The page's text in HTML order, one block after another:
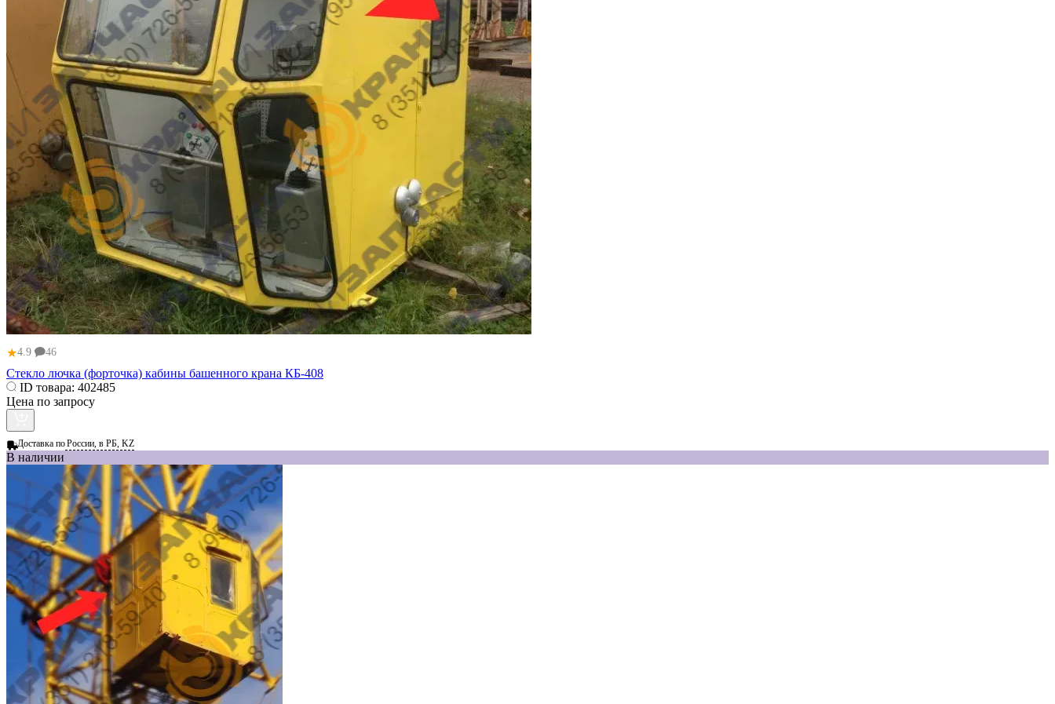
★4.9 46
Стекло лючка (форточка) кабины башенного крана КБ-408
ID товара: 402485
Цена по запросу
Доставка поРоссии, в РБ, KZ
В наличии